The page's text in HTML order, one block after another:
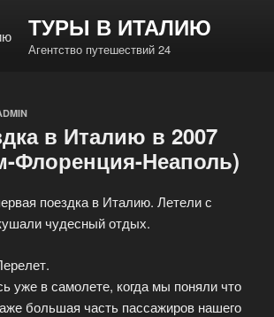
ТУРЫ В ИТАЛИЮ
Агентство путешествий 24
в Италию в 2007
Флоренция-Неаполь)
поездка в Италию. Летели с
чудесный отдых.
уже в самолете, когда мы поняли что
большая часть пассажиров нашего